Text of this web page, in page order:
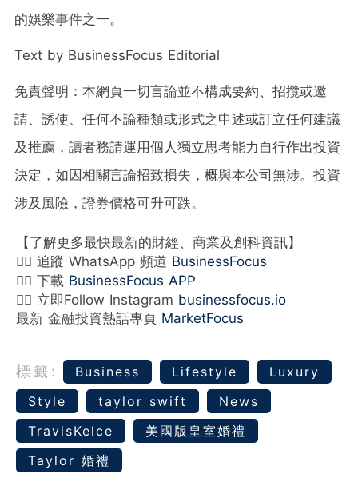
的娛樂事件之一。
Text by BusinessFocus Editorial
免責聲明：本網頁一切言論並不構成要約、招攬或邀
請、誘使、任何不論種類或形式之申述或訂立任何建議
及推薦，讀者務請運用個人獨立思考能力自行作出投資
決定，如因相關言論招致損失，概與本公司無涉。投資
涉及風險，證券價格可升可跌。
【了解更多最快最新的財經、商業及創科資訊】
👉🏻 追蹤 WhatsApp 頻道 BusinessFocus
👉🏻 下載 BusinessFocus APP
👉🏻 立即Follow Instagram businessfocus.io
最新 金融投資熱話專頁 MarketFocus
標籤: Business Lifestyle
Luxury
Style
taylor swift
News
TravisKelce
美國版皇室婚禮
Taylor 婚禮